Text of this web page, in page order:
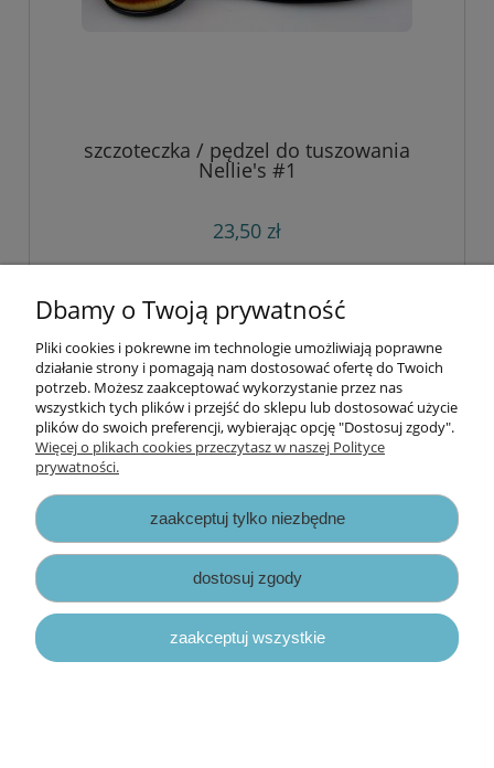
szczoteczka / pędzel do tuszowania
Nellie's #1
23,50 zł
szczoteczka / pędzel do tuszowania
Nellie's #10
Dbamy o Twoją prywatność
Pliki cookies i pokrewne im technologie umożliwiają poprawne
działanie strony i pomagają nam dostosować ofertę do Twoich
potrzeb. Możesz zaakceptować wykorzystanie przez nas
wszystkich tych plików i przejść do sklepu lub dostosować użycie
plików do swoich preferencji, wybierając opcję "Dostosuj zgody".
Więcej o plikach cookies przeczytasz w naszej Polityce
prywatności.
zaakceptuj tylko niezbędne
dostosuj zgody
zaakceptuj wszystkie